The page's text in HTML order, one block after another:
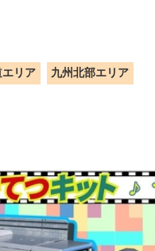
リア 九州北部エリア